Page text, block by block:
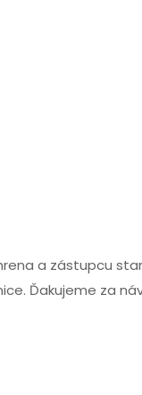
a zástupcu
Ďakujeme za